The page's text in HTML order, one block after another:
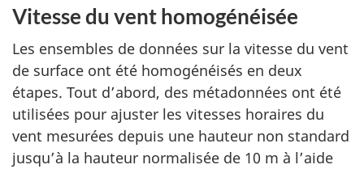
Vitesse du vent homogénéisée
Les ensembles de données sur la vitesse du vent
de surface ont été homogénéisés en deux
étapes. Tout d’abord, des métadonnées ont été
utilisées pour ajuster les vitesses horaires du
vent mesurées depuis une hauteur non standard
jusqu’à la hauteur normalisée de 10 m à l’aide